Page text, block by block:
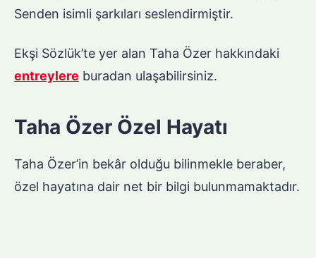
Senden isimli şarkıları seslendirmiştir.
Ekşi Sözlük’te yer alan Taha Özer hakkındaki
entreylere buradan ulaşabilirsiniz.
Taha Özer Özel Hayatı
Taha Özer’in bekâr olduğu bilinmekle beraber,
özel hayatına dair net bir bilgi bulunmamaktadır.